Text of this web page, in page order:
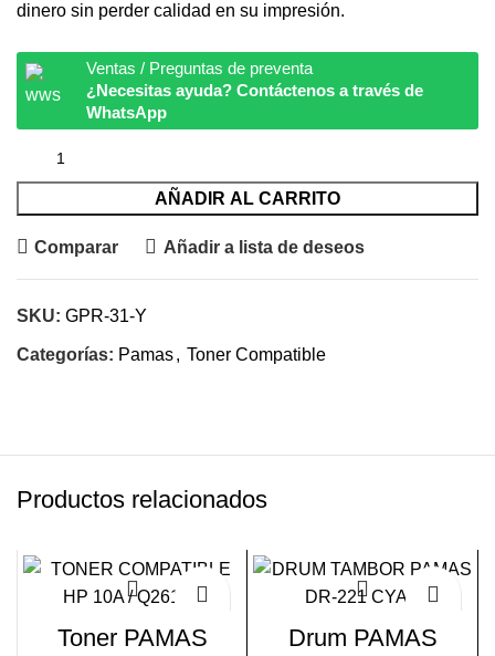
dinero sin perder calidad en su impresión.
Ventas / Preguntas de preventa
¿Necesitas ayuda? Contáctenos a través de
WhatsApp
AÑADIR AL CARRITO
Comparar Añadir a lista de deseos
SKU: GPR-31-Y
Categorías: Pamas, Toner Compatible
Productos relacionados
Toner PAMAS
Drum PAMAS